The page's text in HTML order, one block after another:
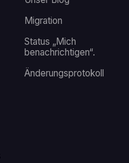
Migration
Status „Mich
benachrichtigen“.
Änderungsprotokoll